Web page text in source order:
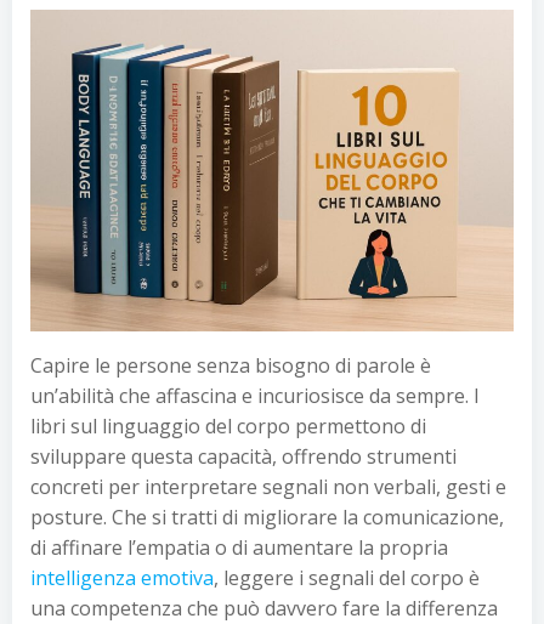
Capire le persone senza bisogno di parole è
un’abilità che affascina e incuriosisce da sempre. I
libri sul linguaggio del corpo permettono di
sviluppare questa capacità, offrendo strumenti
concreti per interpretare segnali non verbali, gesti e
posture. Che si tratti di migliorare la comunicazione,
di affinare l’empatia o di aumentare la propria
intelligenza emotiva, leggere i segnali del corpo è
una competenza che può davvero fare la differenza